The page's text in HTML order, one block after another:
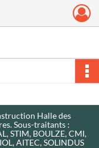
Halle des
Sous-traitants :
STIM, BOULZE, CMI,
AITEC, SOLINDUS